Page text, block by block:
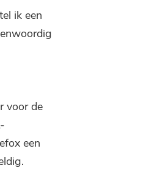
ik een
voor de
een